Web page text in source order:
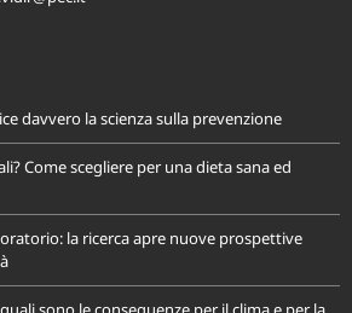
davvero la scienza sulla prevenzione
Come scegliere per una dieta sana ed
la ricerca apre nuove prospettive